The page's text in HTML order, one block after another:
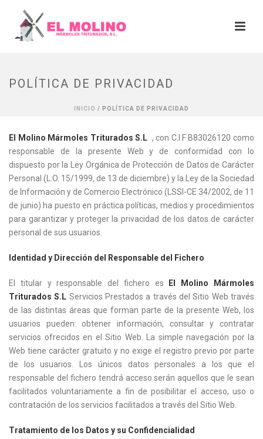
POLÍTICA DE PRIVACIDAD
INICIO / POLÍTICA DE PRIVACIDAD
El Molino Mármoles Triturados S.L , con C.I.F B83026120 como
responsable de la presente Web y de conformidad con lo
dispuesto por la Ley Orgánica de Protección de Datos de Carácter
Personal (L.O. 15/1999, de 13 de diciembre) y la Ley de la Sociedad
de Información y de Comercio Electrónico (LSSI-CE 34/2002, de 11
de junio) ha puesto en práctica políticas, medios y procedimientos
para garantizar y proteger la privacidad de los datos de carácter
personal de sus usuarios.
Identidad y Dirección del Responsable del Fichero
El titular y responsable del fichero es
El Molino Mármoles
Triturados S.L Servicios Prestados a través del Sitio Web través
de las distintas áreas que forman parte de la presente Web, los
usuarios pueden: obtener información, consultar y contratar
servicios ofrecidos en el Sitio Web. La simple navegación por la
Web tiene carácter gratuito y no exige el registro previo por parte
de los usuarios. Los únicos datos personales a los que el
responsable del fichero tendrá acceso serán aquellos que le sean
facilitados voluntariamente a fin de posibilitar el acceso, uso o
contratación de los servicios facilitados a través del Sitio Web.
Tratamiento de los Datos y su Confidencialidad